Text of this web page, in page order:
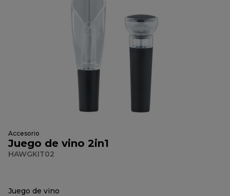
Accesorio
Juego de vino 2in1
HAWGKIT02
Juego de vino